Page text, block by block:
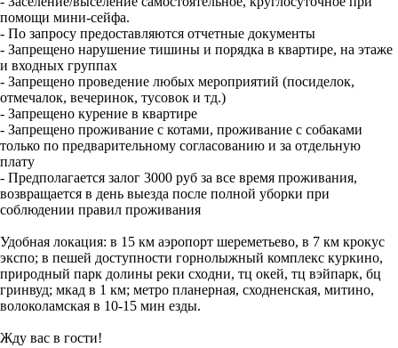
помощи мини-сейфа.
- По запросу предоставляются отчетные документы
- Запрещено нарушение тишины и порядка в квартире, на этаже
и входных группах
- Запрещено проведение любых мероприятий (посиделок,
отмечалок, вечеринок, тусовок и тд.)
- Запрещено курение в квартире
- Запрещено проживание с котами, проживание с собаками
только по предварительному согласованию и за отдельную
плату
- Предполагается залог 3000 руб за все время проживания,
возвращается в день выезда после полной уборки при
соблюдении правил проживания
Удобная локация: в 15 км аэропорт шереметьево, в 7 км крокус
экспо; в пешей доступности горнолыжный комплекс куркино,
природный парк долины реки сходни, тц окей, тц вэйпарк, бц
гринвуд; мкад в 1 км; метро планерная, сходненская, митино,
волоколамская в 10-15 мин езды.
Жду вас в гости!